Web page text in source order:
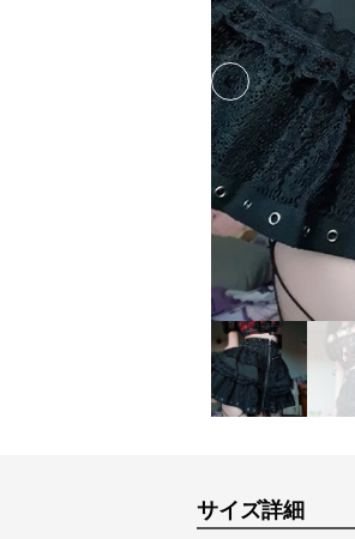
Previous slide
サイズ詳細